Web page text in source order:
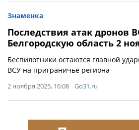
Знаменка
Последствия атак дронов
Белгородскую область 2
Беспилотники остаются главной
ВСУ на приграничье региона
2 ноября 2025, 16:08 Go31.ru